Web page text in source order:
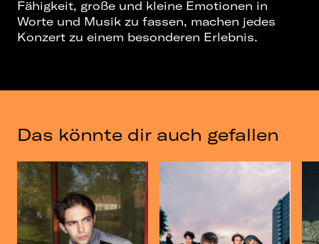
Fähigkeit, große und kleine Emotionen in
Worte und Musik zu fassen, machen jedes
Konzert zu einem besonderen Erlebnis.
Das könnte dir auch gefallen